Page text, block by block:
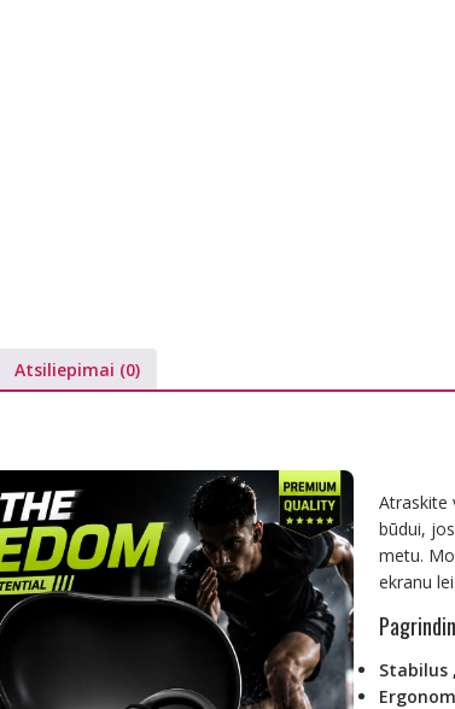
Atsiliepimai (0)
Atraskite
būdui,
metu.
ekranu
Stabilus